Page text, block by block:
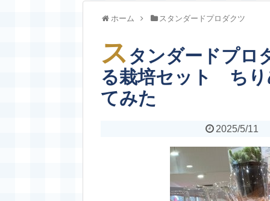
ホーム スタンダードプロダクツ
ス タンダードプロ
る栽培セット ちり
てみた
2025/5/11